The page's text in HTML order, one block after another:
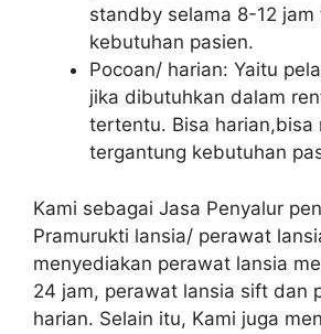
standby selama 8-12 jam
kebutuhan pasien.
Pocoan/ harian: Yaitu
jika dibutuhkan dalam
tertentu. Bisa harian,bisa
tergantung kebutuhan
Kami sebagai Jasa Penyalur
Pramurukti lansia/ perawat
menyediakan perawat lansia
24 jam, perawat lansia sift dan
harian. Selain itu, Kami juga